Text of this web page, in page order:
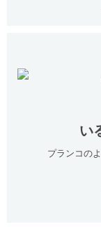
い
プランコの